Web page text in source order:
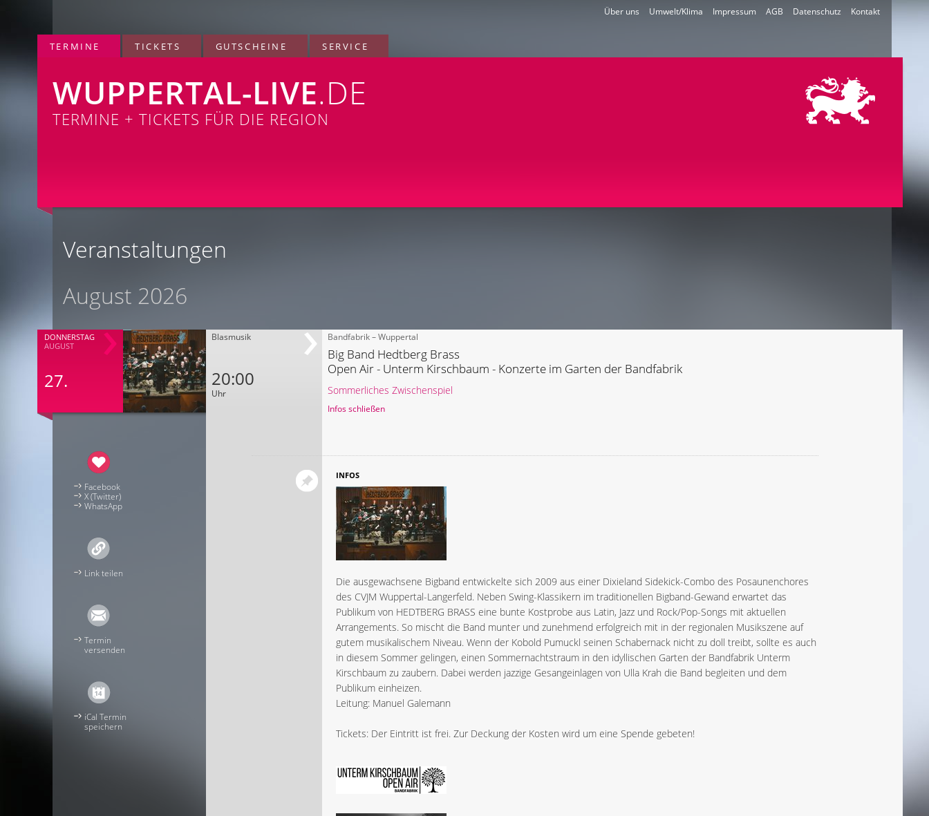
Kontakt
Datenschutz
AGB
Impressum
Umwelt/Klima
Über uns
TERMINE TICKETS GUTSCHEINE SERVICE
WUPPERTAL-LIVE.DE
TERMINE + TICKETS FÜR DIE REGION
Veranstaltungen
August 2026
DONNERSTAG
AUGUST
27.
Blasmusik
20:00
Uhr
Bandfabrik – Wuppertal
Big Band Hedtberg Brass
Open Air - Unterm Kirschbaum - Konzerte im Garten der Bandfabrik
Sommerliches Zwischenspiel
Infos schließen
Facebook
X (Twitter)
WhatsApp
Link teilen
Termin
versenden
iCal Termin
speichern
INFOS
Die ausgewachsene Bigband entwickelte sich 2009 aus einer Dixieland Sidekick-Combo des Posaunenchores
des CVJM Wuppertal-Langerfeld. Neben Swing-Klassikern im traditionellen Bigband-Gewand erwartet das
Publikum von HEDTBERG BRASS eine bunte Kostprobe aus Latin, Jazz und Rock/Pop-Songs mit aktuellen
Arrangements. So mischt die Band munter und zunehmend erfolgreich mit in der regionalen Musikszene auf
gutem musikalischem Niveau. Wenn der Kobold Pumuckl seinen Schabernack nicht zu doll treibt, sollte es auch
in diesem Sommer gelingen, einen Sommernachtstraum in den idyllischen Garten der Bandfabrik Unterm
Kirschbaum zu zaubern. Dabei werden jazzige Gesangeinlagen von Ulla Krah die Band begleiten und dem
Publikum einheizen.
Leitung: Manuel Galemann
Tickets: Der Eintritt ist frei. Zur Deckung der Kosten wird um eine Spende gebeten!